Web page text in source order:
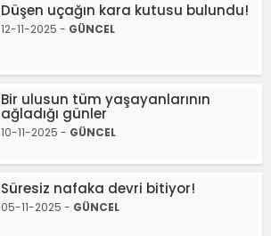
Düşen uçağın kara kutusu bulundu!
12-11-2025 - GÜNCEL
Bir ulusun tüm yaşayanlarının
ağladığı günler
10-11-2025 - GÜNCEL
Süresiz nafaka devri bitiyor!
05-11-2025 - GÜNCEL